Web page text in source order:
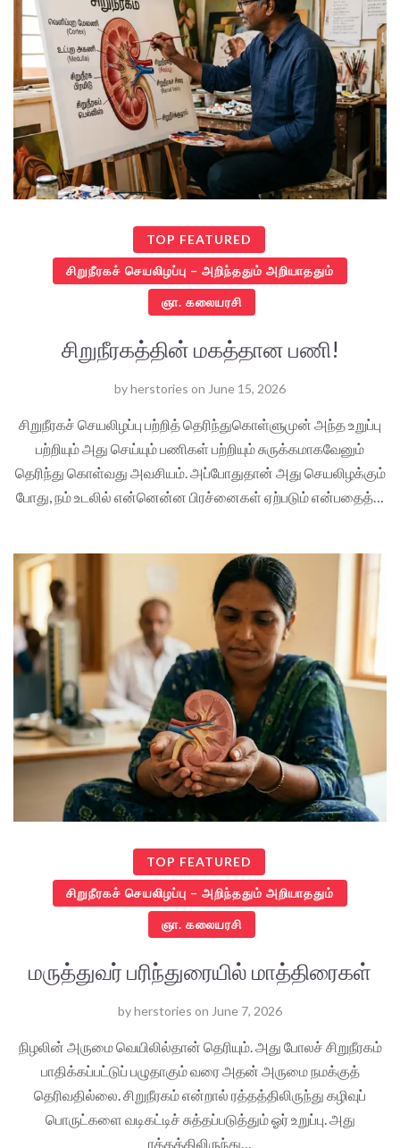
TOP FEATURED
சிறுநீரகச் செயலிழப்பு – அறிந்ததும் அறியாததும்
ஞா. கலையரசி
சிறுநீரகத்தின் மகத்தான பணி!
byherstories on June 15, 2026
சிறுநீரகச் செயலிழப்பு பற்றித் தெரிந்துகொள்ளுமுன் அந்த உறுப்பு
பற்றியும் அது செய்யும் பணிகள் பற்றியும் சுருக்கமாகவேனும்
தெரிந்து கொள்வது அவசியம். அப்போதுதான் அது செயலிழக்கும்
போது, நம் உடலில் என்னென்ன பிரச்னைகள் ஏற்படும் என்பதைத்…
TOP FEATURED
சிறுநீரகச் செயலிழப்பு – அறிந்ததும் அறியாததும்
ஞா. கலையரசி
மருத்துவர் பரிந்துரையில் மாத்திரைகள்
byherstories on June 7, 2026
நிழலின் அருமை வெயிலில்தான் தெரியும். அது போலச் சிறுநீரகம்
பாதிக்கப்பட்டுப் பழுதாகும் வரை அதன் அருமை நமக்குத்
தெரிவதில்லை. சிறுநீரகம் என்றால் ரத்தத்திலிருந்து கழிவுப்
பொருட்களை வடிகட்டிச் சுத்தப்படுத்தும் ஓர் உறுப்பு. அது
ரத்தத்திலிருந்து…